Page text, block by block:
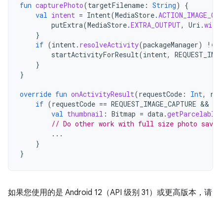
fun capturePhoto(targetFilename : String)
{
val intent = Intent(MediaStore.
putExtra(MediaStore.EXTRA_OUTPUT, Uri .
}
if (intent. resolveActivity(packageManager) !=
startActivityForResult(intent,
}
}
override fun onActivityResult(requestCode : Int,
if (requestCode == REQUEST_IMAGE_CAPTURE &&
val thumbnail : Bitmap = data.
// Do other work with full size photo
...
}
}
如果您使用的是 Android 12（API 级别 31）或更高版本，请